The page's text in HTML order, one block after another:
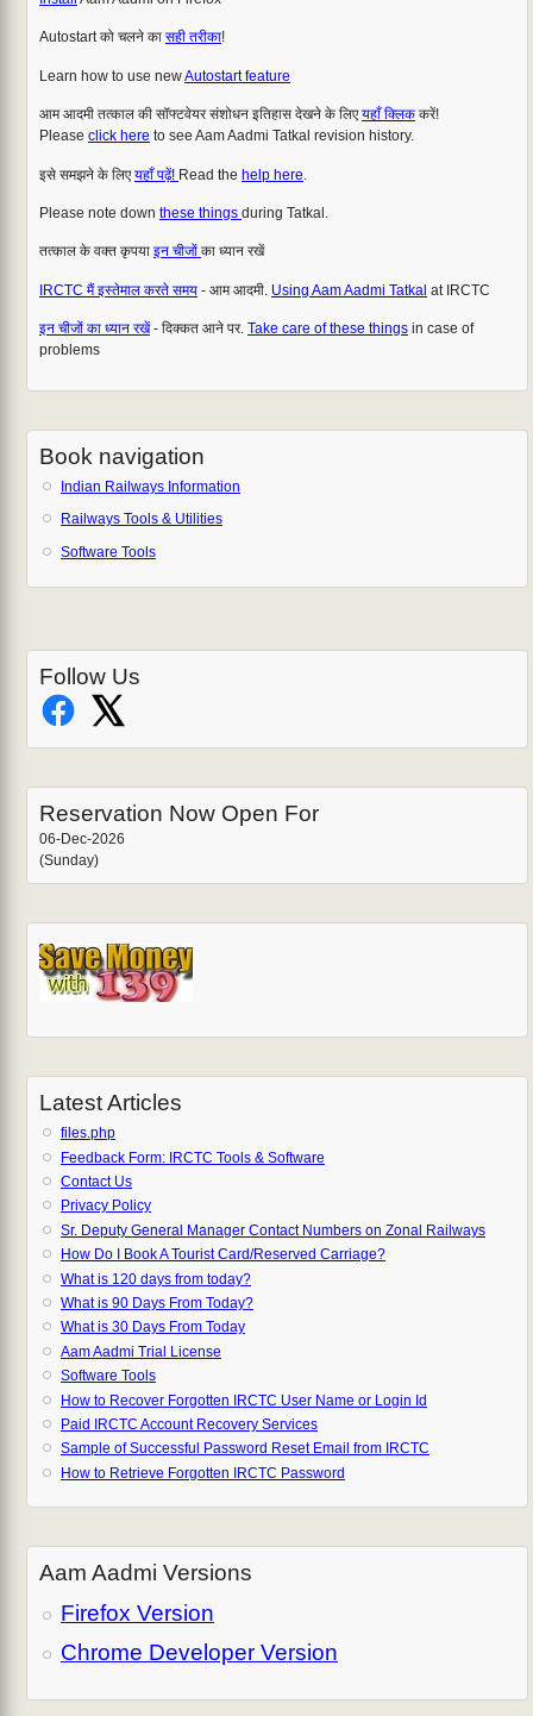
Autostart को चलने का सही तरीका!
Learn how to use newAutostart feature
आम आदमी तत्काल की सॉफ्टवेयर संशोधन इतिहास देखने के लिएयहाँ क्लिक करें!
Please click here to see Aam Aadmi Tatkal revision history.
इसे समझने के लिएयहाँ पढ़ें! Read the help here
Please note down these things during Tatkal.
तत्काल के वक्त कृपया इन चीजों का ध्यान रखें
IRCTC मैं इस्तेमाल करते समय - आम आदमी. Using Aam Aadmi Tatkal at IRCTC
इन चीजों का ध्यान रखें- दिक्कत आने पर. Take care of these things in case of
problems
Book navigation
Indian Railways Information
Railways Tools & Utilities
Software Tools
Follow Us
Reservation Now Open For
06-Dec-2026
(Sunday)
Latest Articles
files.php
Feedback Form: IRCTC Tools & Software
Contact Us
Privacy Policy
Sr. Deputy General Manager Contact Numbers on Zonal Railways
How Do I Book A Tourist Card/Reserved Carriage?
What is 120 days from today?
What is 90 Days From Today?
What is 30 Days From Today
Aam Aadmi Trial License
Software Tools
How to Recover Forgotten IRCTC User Name or Login Id
Paid IRCTC Account Recovery Services
Sample of Successful Password Reset Email from IRCTC
How to Retrieve Forgotten IRCTC Password
Aam Aadmi Versions
Firefox Version
Chrome Developer Version